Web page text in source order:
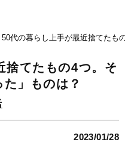
50代の暮らし上手が最近捨てたも
捨てたもの4つ。そ
」ものは？
2023/01/28